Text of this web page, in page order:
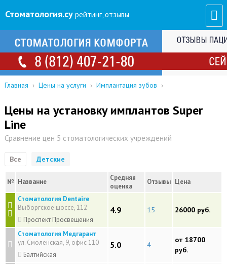
Стоматология.су рейтинг, отзывы
Главная › Цены на услуги › Имплантация зубов ›
Цены на установку имплантов Super
Line
Сравнение цен 5 стоматологических учреждений
Все Детские
№ Название
Средняя
оценка
Отзывы Цена
Стоматология Dentaire
Выборгское шоссе, 112
Проспект Просвещения
4.9 15 26000 руб.
Стоматология Медгарант
ул. Смоленская, 9, офис 110
Балтийская
5.0 4
от 18700
руб.